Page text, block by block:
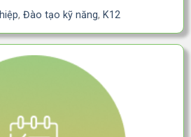
, Đào tạo kỹ năng, K12